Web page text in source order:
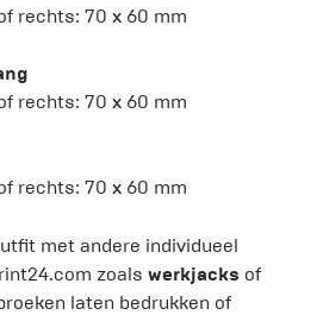
rechts: 70 x 60 mm
rechts: 70 x 60 mm
rechts: 70 x 60 mm
met andere individueel
zoals werkjacks of
laten bedrukken of